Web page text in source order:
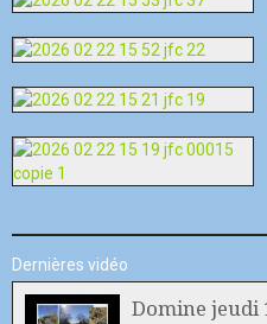
Dernières vidéo
Domine jeudi